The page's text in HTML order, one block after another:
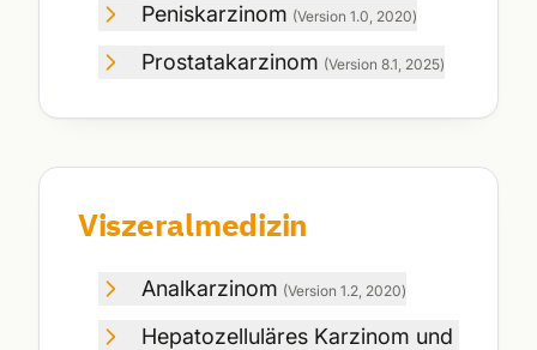
Peniskarzinom (Version 1.0, 2020)
Prostatakarzinom (Version 8.1, 2025)
Viszeralmedizin
Analkarzinom (Version 1.2, 2020)
Hepatozelluläres Karzinom und